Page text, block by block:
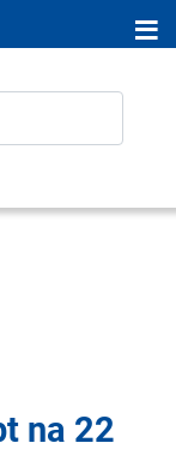
na 22
≡